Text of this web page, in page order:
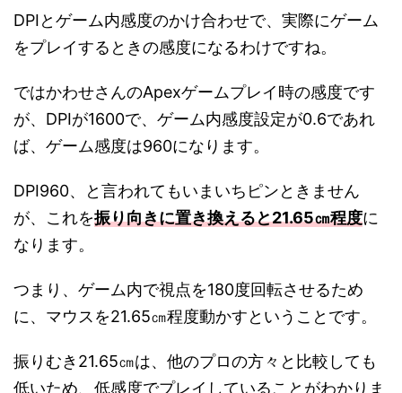
DPIとゲーム内感度のかけ合わせで、実際にゲーム
をプレイするときの感度になるわけですね。
ではかわせさんのApexゲームプレイ時の感度です
が、DPIが1600で、ゲーム内感度設定が0.6であれ
ば、ゲーム感度は960になります。
DPI960、と言われてもいまいちピンときません
が、これを振り向きに置き換えると21.65㎝程度に
なります。
つまり、ゲーム内で視点を180度回転させるため
に、マウスを21.65㎝程度動かすということです。
振りむき21.65㎝は、他のプロの方々と比較しても
低いため、低感度でプレイしていることがわかりま